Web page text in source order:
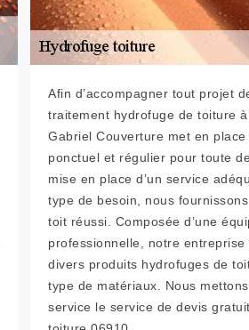
Afin d’accompagner tout projet
traitement hydrofuge de toiture
Gabriel Couverture met en place
ponctuel et régulier pour toute
mise en place d’un service
type de besoin, nous
toit réussi. Composée d’une
professionnelle, notre entreprise
divers produits hydrofuges de
type de matériaux. Nous
service le service de devis